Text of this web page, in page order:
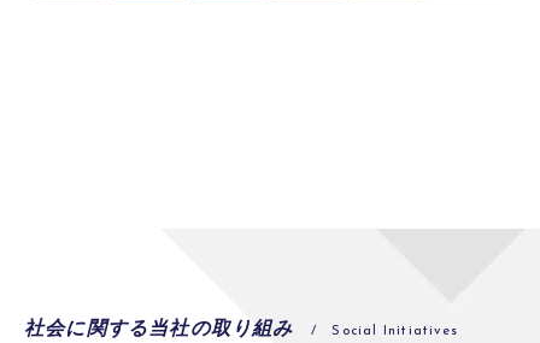
社会に関する当社の取り組み / Social Initiatives